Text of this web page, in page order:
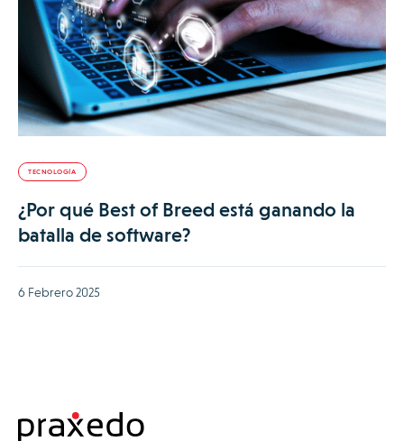
TECNOLOGÍA
¿Por qué Best of Breed está ganando la
batalla de software?
6 Febrero 2025